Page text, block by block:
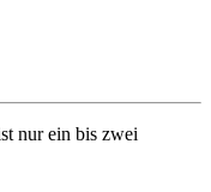
nur ein bis zwei